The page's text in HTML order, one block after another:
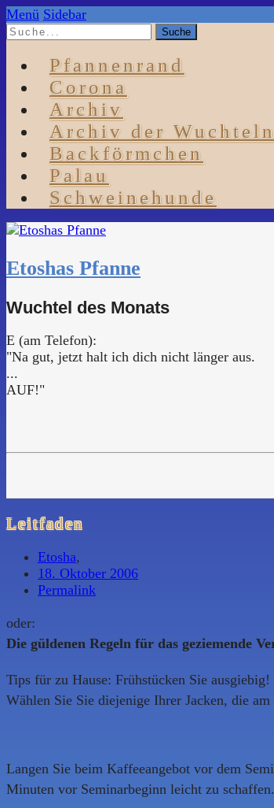
Menü Sidebar
Pfannenrand
Corona
Archiv
Archiv der Wuchteln
Backförmchen
Palau
Schweinehunde
Etoshas Pfanne
Wuchtel des Monats
E (am Telefon):
"Na gut, jetzt halt ich dich nicht länger aus.
...
AUF!"
Leitfaden
Etosha,
18. Oktober 2006
Permalink
oder:
Die güldenen Regeln für das geziemende
Tips für zu Hause: Frühstücken Sie
Wählen Sie Sie diejenige Ihrer Jacken, die
Langen Sie beim Kaffeeangebot vor dem
Minuten vor Seminarbeginn leicht zu schaffen.